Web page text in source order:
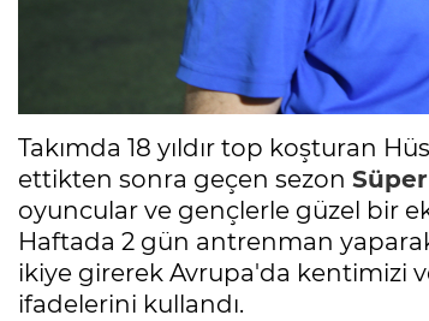
Takımda 18 yıldır top koşturan
ettikten sonra geçen sezon
oyuncular ve gençlerle güzel bir
Haftada 2 gün antrenman
ikiye girerek Avrupa'da kentimizi
ifadelerini kullandı.